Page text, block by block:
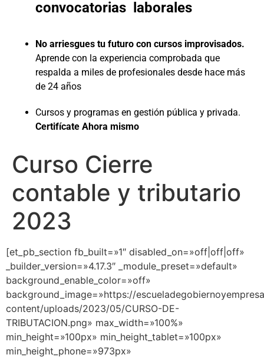
convocatorias laborales
No arriesgues tu futuro con cursos improvisados.
Aprende con la experiencia comprobada que
respalda a miles de profesionales desde hace más
de 24 años
Cursos y programas en gestión pública y privada.
Certifícate Ahora mismo
Curso Cierre
contable y tributario
2023
[et_pb_section fb_built=»1″ disabled_on=»off|off|off»
_builder_version=»4.17.3″ _module_preset=»default»
background_enable_color=»off»
background_image=»https://
content/uploads/2023/05/CURSO-DE-
TRIBUTACION.png» max_width=»100%»
min_height=»100px» min_height_tablet=»100px»
min_height_phone=»973px»